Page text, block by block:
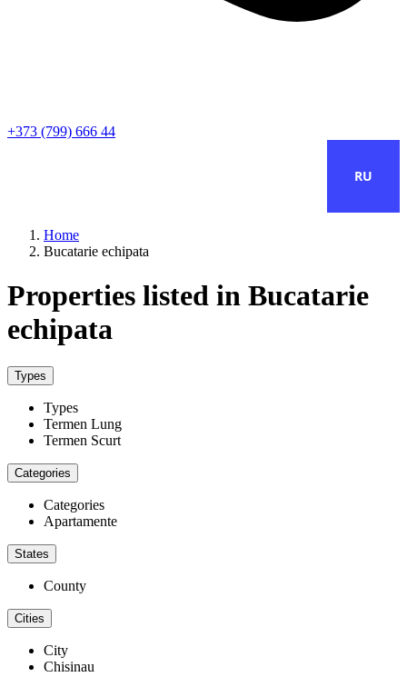
+373 (799) 666 44
RU
Home
Bucatarie echipata
Properties listed in Bucatarie
echipata
Types
Types
Termen Lung
Termen Scurt
Categories
Categories
Apartamente
States
County
Cities
City
Chisinau